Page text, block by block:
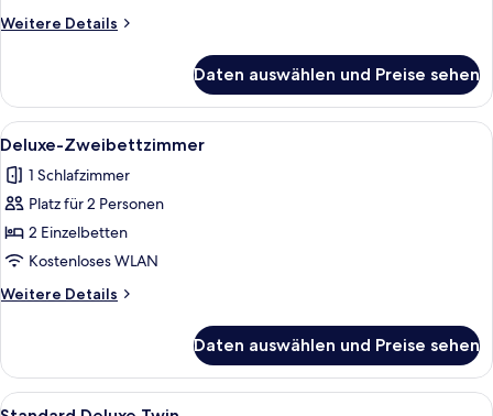
Weitere Details
Weitere
Doppelzimmer
Daten auswählen und Preise sehen
Alle
Fotos
für
Deluxe-
Zweibettzimmer
anzeigen
Hochwertige Bettwaren,
2
Deluxe-Zweibettzimmer
1 Schlafzimmer
Platz für 2 Personen
2 Einzelbetten
Kostenloses WLAN
Weitere Details
Weitere
Zweibettzimmer
Daten auswählen und Preise sehen
Alle
Hochwertige Bettwaren,
3